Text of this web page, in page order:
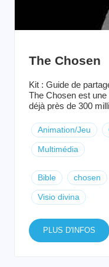
The Chosen
Kit : Guide de
The Chosen est
déjà près de 300
Animation/Jeu
Multimédia
Bible chosen
Visio divina
PLUS D'INFOS